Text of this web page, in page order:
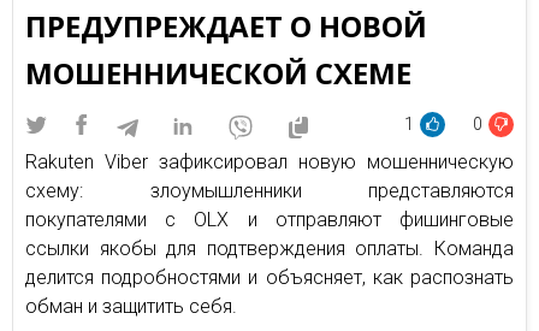
ПРЕДУПРЕЖДАЕТ О НОВОЙ
МОШЕННИЧЕСКОЙ СХЕМЕ
1 0
Rakuten Viber зафиксировал новую мошенническую
схему: злоумышленники представляются
покупателями с OLX и отправляют фишинговые
ссылки якобы для подтверждения оплаты. Команда
делится подробностями и объясняет, как распознать
обман и защитить себя.